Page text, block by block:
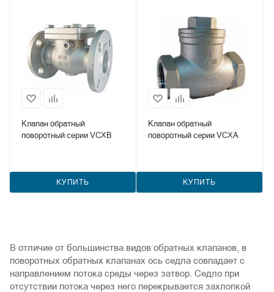
Клапан обратный
поворотный серии VCXB
КУПИТЬ
Клапан обратный
поворотный серии VCXA
КУПИТЬ
В отличие от большинства видов обратных клапанов, в
поворотных обратных клапанах ось седла совпадает с
направлением потока среды через затвор. Седло при
отсутствии потока через него перекрывается захлопкой